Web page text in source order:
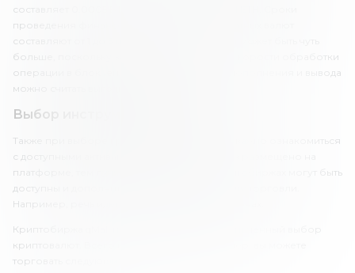
составляет 0.0005 BTC, для Ethereum – 0.001 ETH. Сроки
проведения финансовых операций для фиатных валют
составляют от 1 до 5 минут. Для криптовалют может быть чуть
больше, поскольку зачисление зависит от скорости обработки
операции в блокчейне. В целом, условия пополнения и вывода
можно считать выгодными.
Выбор инструментов «Кумолл»
Также при выборе криптовалютной биржи важно ознакомиться
с доступными активами. Чем больше активов размещено на
платформе, тем лучше. Кроме того, на криптобиржах могут быть
доступны и дополнительные инструменты для торговли.
Например, речь идет о фьючерсах или опционах.
Криптобиржа qMall предлагает весьма ограниченный выбор
криптовалют. Всего их доступно 35. Например, вы можете
торговать следующими видами криптовалют: